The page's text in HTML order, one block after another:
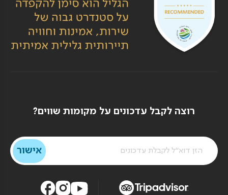
רוצה לקבל עדכונים על מקומות שווים?